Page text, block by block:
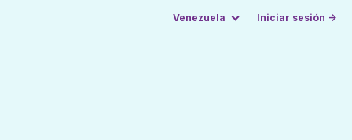
Venezuela Iniciar sesión →